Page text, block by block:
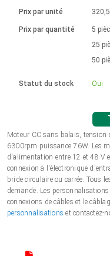
Système d'unité
Panier
Solénoïdes
Ø 28-42| 1-1400 rpm | <=
Contrôleur de
Pilotes de moteurs
continu à balais
Pilotes de moteur
Synchrone-Asynchrone | pour 1-4
Boîtes de contrôle
Synchrone-Asynchrone | pour 1-4
Français (EUR)
Polski (EUR)
Norsk (NOK)
Suomi (EUR)
Prix par unité
Prix par quantité
Statut du stock
5
25
50
Oui
Moteur CC sans balais,
6300rpm puissance 76W. Les
d'alimentation entre 12 et 48 V
connexion à l'électronique
bride circulaire ou carrée. Tous
demande. Les
connexions de câbles et le
personnalisationset contactez-